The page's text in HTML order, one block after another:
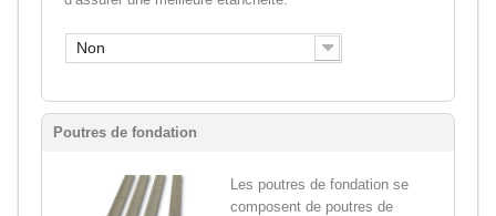
Non
Poutres de fondation
Les poutres de fondation se
composent de poutres de